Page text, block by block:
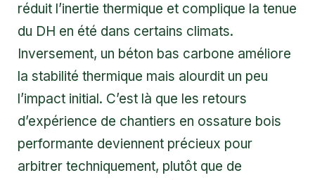
réduit l’inertie thermique et complique la tenue
du DH en été dans certains climats.
Inversement, un béton bas carbone améliore
la stabilité thermique mais alourdit un peu
l’impact initial. C’est là que les retours
d’expérience de chantiers en ossature bois
performante deviennent précieux pour
arbitrer techniquement, plutôt que de